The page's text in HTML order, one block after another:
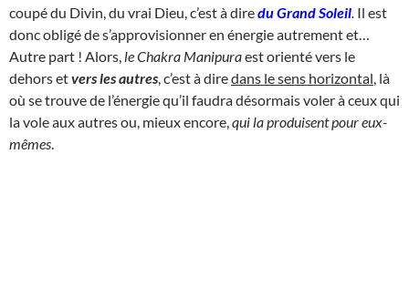
coupé du Divin, du vrai Dieu, c’est à direduGrand Soleil Il est
donc obligé de s’approvisionner en énergie autrement et…
Autre part ! Alors, le Chakra Manipuraest orienté vers le
dehors etvers les autres , c’est à diredans le sens horizontal , là
où se trouve de l’énergie qu’il faudra désormais voler à ceux qui
la vole aux autres ou, mieux encore, qui la produisent pour eux-
mêmes